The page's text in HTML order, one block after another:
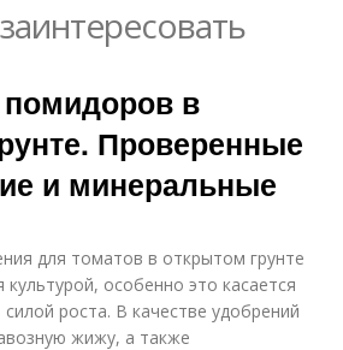
в
Проверенные
и минеральные
для томатов в открытом грунте
особенно это касается
роста. В качестве удобрений
жижу, а также